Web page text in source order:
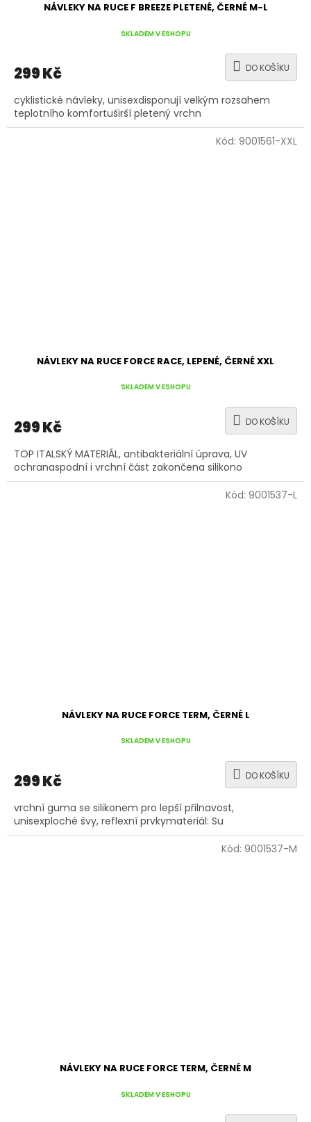
NÁVLEKY NA RUCE F BREEZE PLETENÉ, ČERNÉ M-L
SKLADEM V ESHOPU
299 Kč DO KOŠÍKU
cyklistické návleky, unisexdisponují velkým rozsahem
teplotního komfortuširší pletený vrchn
NÁVLEKY NA RUCE FORCE RACE, LEPENÉ, ČERNÉ XXL
SKLADEM V ESHOPU
299 Kč DO KOŠÍKU
TOP ITALSKÝ MATERIÁL, antibakteriální úprava, UV
ochranaspodní i vrchní část zakončena silikono
Kód: 9001561-XXL
NÁVLEKY NA RUCE FORCE TERM, ČERNÉ L
SKLADEM V ESHOPU
299 Kč DO KOŠÍKU
vrchní guma se silikonem pro lepší přilnavost,
unisexploché švy, reflexní prvkymateriál: Su
Kód: 9001537-L
NÁVLEKY NA RUCE FORCE TERM, ČERNÉ M
SKLADEM V ESHOPU
Kód: 9001537-M